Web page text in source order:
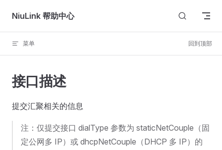
Skip to content
NiuLink 帮助中心
菜单 回到顶部
接口描述
提交汇聚相关的信息
注：仅提交接口 dialType 参数为 staticNetCouple（固
定公网多 IP）或 dhcpNetCouple（DHCP 多 IP）的